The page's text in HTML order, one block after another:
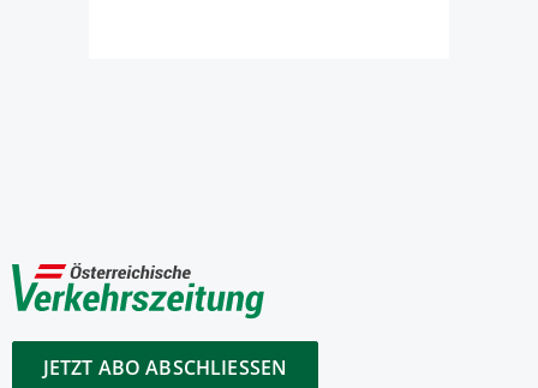
JETZT ABO ABSCHLIESSEN